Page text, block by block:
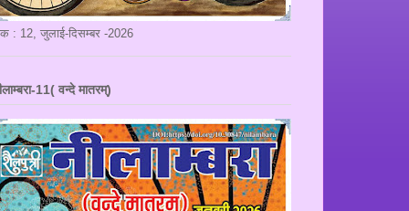
: 12, जुलाई-दिसम्बर -2026
11( वन्दे मातरम्)